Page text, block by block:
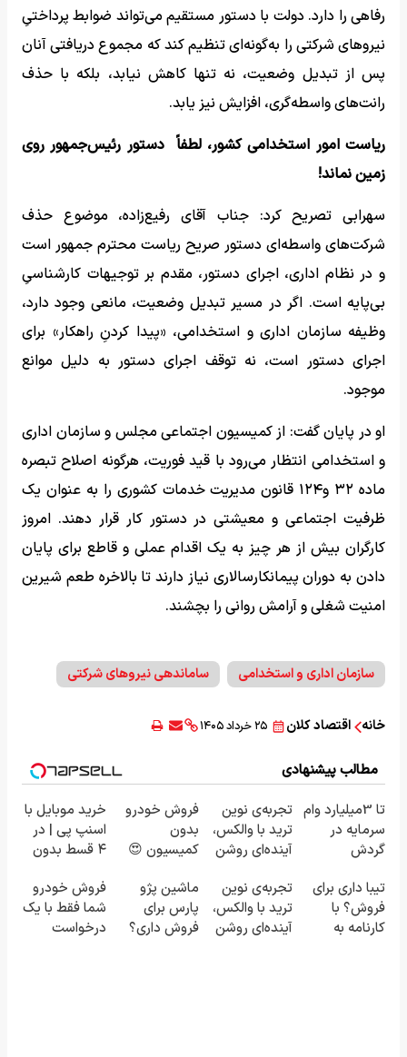
رفاهی را دارد. دولت با دستور مستقیم می‌تواند ضوابط پرداختیِ
نیروهای شرکتی را به‌گونه‌ای تنظیم کند که مجموع دریافتی آنان
پس از تبدیل وضعیت، نه تنها کاهش نیابد، بلکه با حذف
رانت‌های واسطه‌گری، افزایش نیز یابد.
ریاست امور استخدامی کشور، لطفاً دستور رئیس‌جمهور روی
زمین نماند!
سهرابی تصریح کرد: جناب آقای رفیع‌زاده، موضوع حذف
شرکت‌های واسطه‌ای دستور صریح ریاست محترم جمهور است
و در نظام اداری، اجرای دستور، مقدم بر توجیهات کارشناسیِ
بی‌پایه است. اگر در مسیر تبدیل وضعیت، مانعی وجود دارد،
وظیفه سازمان اداری و استخدامی، «پیدا کردنِ راهکار» برای
اجرای دستور است، نه توقف اجرای دستور به دلیل موانع
موجود.
او در پایان گفت: از کمیسیون اجتماعی مجلس و سازمان اداری
و استخدامی انتظار می‌رود با قید فوریت، هرگونه اصلاح تبصره
ماده ۳۲ و۱۲۴ قانون مدیریت خدمات کشوری را به عنوان یک
ظرفیت اجتماعی و معیشتی در دستور کار قرار دهند. امروز
کارگران بیش از هر چیز به یک اقدام عملی و قاطع برای پایان
دادن به دوران پیمانکارسالاری نیاز دارند تا بالاخره طعم شیرین
امنیت شغلی و آرامش روانی را بچشند.
سازمان اداری و استخدامی ساماندهی نیروهای شرکتی
خانه اقتصاد کلان ۲۵ خرداد ۱۴۰۵
مطالب پیشنهادی
تا 3میلیارد وام
سرمایه در
گردش
فروشگاهت رو
ثبت کن
تجربه‌ی نوین
ترید با والکس،
آینده‌ای روشن
شماست
فروش خودرو
بدون
کمیسیون 😍
خرید موبایل با
اسنپ پی | در
۴ قسط بدون
تیبا داری برای
فروش؟ با
کارنامه به
تجربه‌ی نوین
ترید با والکس،
آینده‌ای روشن
ماشین پژو
پارس برای
فروش داری؟
فروش خودرو
شما فقط با یک
درخواست